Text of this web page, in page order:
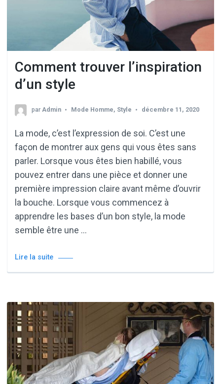
Comment trouver l’inspiration
d’un style
parAdmin Mode Homme, Style décembre 11, 2020
La mode, c’est l’expression de soi. C’est une
façon de montrer aux gens qui vous êtes sans
parler. Lorsque vous êtes bien habillé, vous
pouvez entrer dans une pièce et donner une
première impression claire avant même d’ouvrir
la bouche. Lorsque vous commencez à
apprendre les bases d’un bon style, la mode
semble être une …
Lire la suite